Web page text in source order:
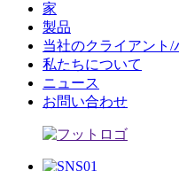
家
製品
当社のクライアント/
私たちについて
ニュース
お問い合わせ